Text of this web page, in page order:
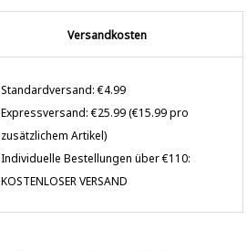
Versandkosten
Standardversand: €4.99
Expressversand: €25.99 (€15.99 pro
zusätzlichem Artikel)
Individuelle Bestellungen über €110:
KOSTENLOSER VERSAND